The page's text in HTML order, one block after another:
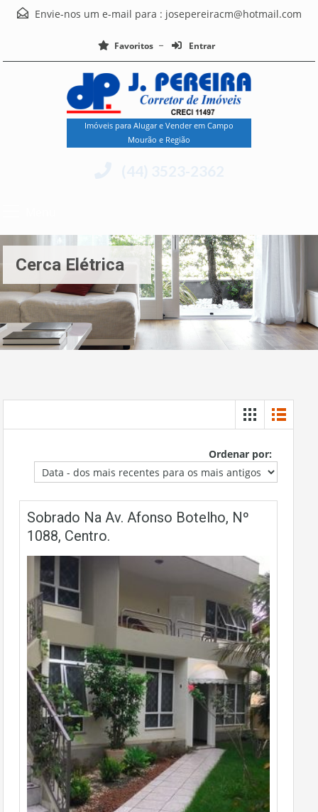
Envie-nos um e-mail para : josepereiracm@hotmail.com
Favoritos Entrar
Imóveis para Alugar e Vender em Campo
Mourão e Região
Cerca Elétrica
Ordenar por:
Sobrado Na Av. Afonso Botelho, Nº
1088, Centro.